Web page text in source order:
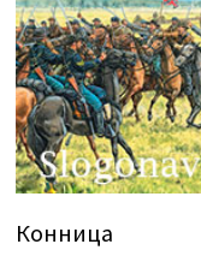
Конница